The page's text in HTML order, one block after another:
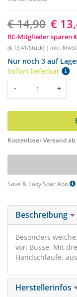
€ 14,90 €
RC-Mitglieder sparen
(€ 13,41/Stück) | inkl.
Nur noch 3 auf
Sofort lieferbar
Menge
- +
Kostenloser Versand ab
Save & Easy Spar Abo
Beschreibung
Besonders
von Busse. Mit
Handschlaufe,
Herstellerinfos